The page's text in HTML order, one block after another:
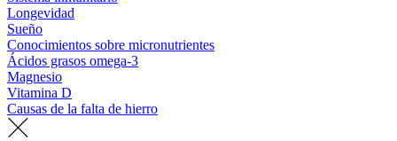
Longevidad
Sueño
Conocimientos sobre micronutrientes
Ácidos grasos omega-3
Magnesio
Vitamina D
Causas de la falta de hierro